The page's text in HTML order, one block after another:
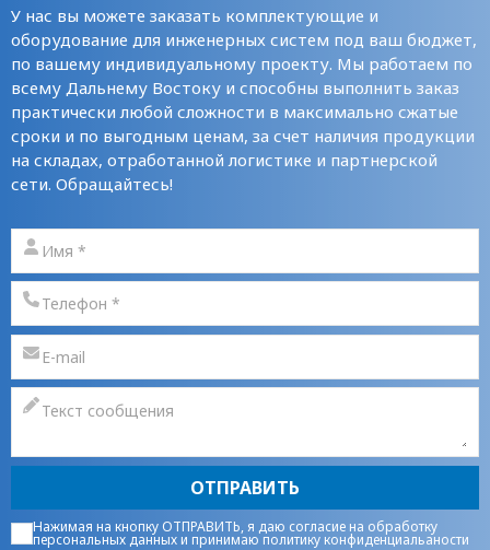
У нас вы можете заказать комплектующие и
оборудование для инженерных систем под ваш бюджет,
по вашему индивидуальному проекту. Мы работаем по
всему Дальнему Востоку и способны выполнить заказ
практически любой сложности в максимально сжатые
сроки и по выгодным ценам, за счет наличия продукции
на складах, отработанной логистике и партнерской
сети. Обращайтесь!
ОТПРАВИТЬ
Нажимая на кнопку ОТПРАВИТЬ, я даю согласие на обработку
персональных данныхи принимаюполитику конфиденциальаности